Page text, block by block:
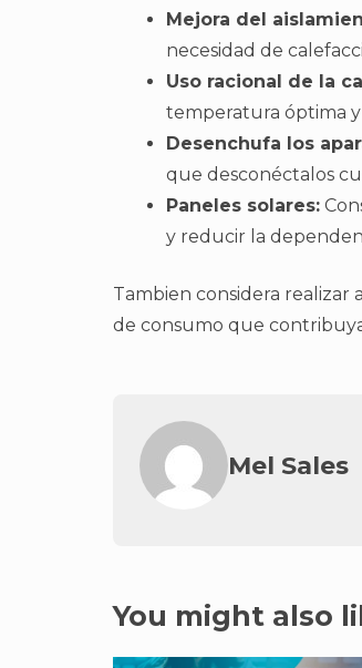
Mejora del
necesidad de
Uso racional de la
temperatura óptima
Desenchufa los
que desconéctalos
Paneles solares:
y reducir la
Tambien considera realizar
de consumo que
Mel Sales
You might also